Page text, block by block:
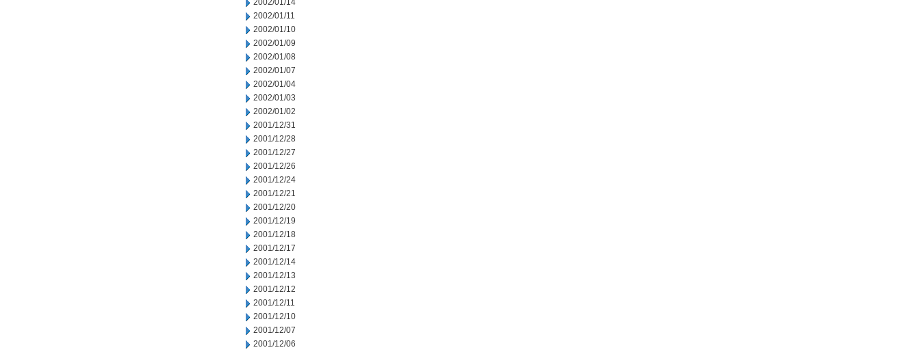
2002/01/14
2002/01/11
2002/01/10
2002/01/09
2002/01/08
2002/01/07
2002/01/04
2002/01/03
2002/01/02
2001/12/31
2001/12/28
2001/12/27
2001/12/26
2001/12/24
2001/12/21
2001/12/20
2001/12/19
2001/12/18
2001/12/17
2001/12/14
2001/12/13
2001/12/12
2001/12/11
2001/12/10
2001/12/07
2001/12/06